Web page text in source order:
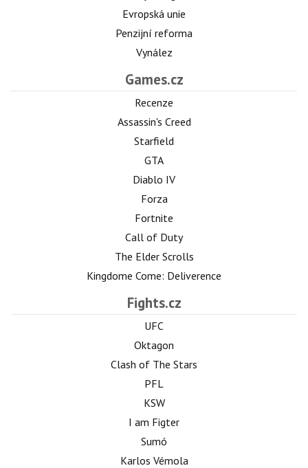
Evropská unie
Penzijní reforma
Vynález
Games.cz
Recenze
Assassin's Creed
Starfield
GTA
Diablo IV
Forza
Fortnite
Call of Duty
The Elder Scrolls
Kingdome Come: Deliverence
Fights.cz
UFC
Oktagon
Clash of The Stars
PFL
KSW
I am Figter
Sumó
Karlos Vémola